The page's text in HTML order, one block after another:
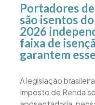
Portadores
são isentos
2026
faixa de
garantem
A legislação
Imposto de Renda